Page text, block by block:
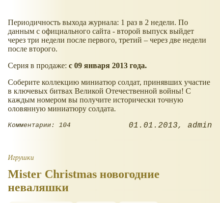
Периодичность выхода журнала: 1 раз в 2 недели. По
данным с официального сайта - второй выпуск выйдет
через три недели после первого, третий – через две недели
после второго.
Серия в продаже: с 09 января 2013 года.
Соберите коллекцию миниатюр солдат, принявших участие
в ключевых битвах Великой Отечественной войны! С
каждым номером вы получите исторически точную
оловянную миниатюру солдата.
Комментарии: 104 01.01.2013 admin
Игрушки
Mister Christmas новогодние
неваляшки